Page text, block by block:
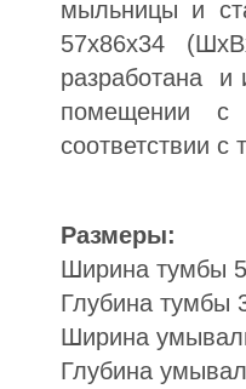
мыльницы и
57х86х34
разработана и
помещении с
соответствии с
Размеры:
Ширина тумбы
Глубина тумбы
Ширина
Глубина